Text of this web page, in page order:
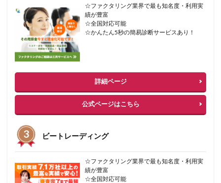
☆ファクタリング業界で最も知名度・利用実
績が豊富
☆全国対応可能
☆かんたん5秒の簡易診断サービスあり！
詳細ページ
公式ページはこちら
ビートレーディング
☆ファクタリング業界で最も知名度・利用実
績が豊富
☆全国対応可能